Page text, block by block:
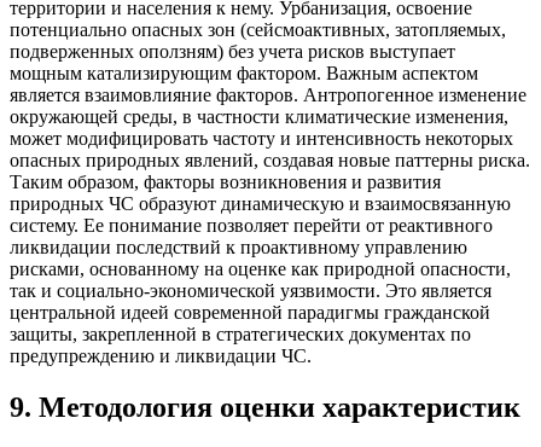
территории и населения к нему. Урбанизация, освоение
потенциально опасных зон (сейсмоактивных, затопляемых,
подверженных оползням) без учета рисков выступает
мощным катализирующим фактором. Важным аспектом
является взаимовлияние факторов. Антропогенное изменение
окружающей среды, в частности климатические изменения,
может модифицировать частоту и интенсивность некоторых
опасных природных явлений, создавая новые паттерны риска.
Таким образом, факторы возникновения и развития
природных ЧС образуют динамическую и взаимосвязанную
систему. Ее понимание позволяет перейти от реактивного
ликвидации последствий к проактивному управлению
рисками, основанному на оценке как природной опасности,
так и социально-экономической уязвимости. Это является
центральной идеей современной парадигмы гражданской
защиты, закрепленной в стратегических документах по
предупреждению и ликвидации ЧС.
9. Методология оценки характеристик